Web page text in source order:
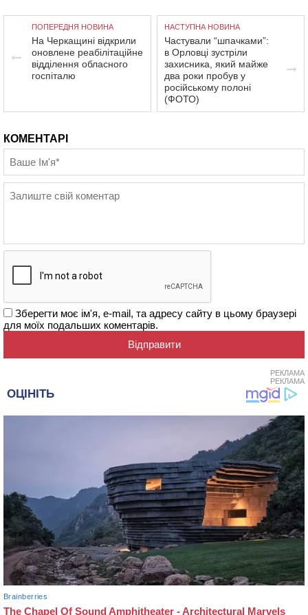
ПОПЕРЕДНЯ НОВИНА
На Черкащині відкрили
оновлене реабілітаційне
відділення обласного
госпіталю
НАСТУПНА НОВИНА
Частували “шпачками”:
в Орловці зустріли
захисника, який майже
два роки пробув у
російському полоні
(ФОТО)
КОМЕНТАРІ
Зберегти моє ім'я, e-mail, та адресу сайту в цьому браузері
для моїх подальших коментарів.
РЕКЛАМА
РЕКЛАМА